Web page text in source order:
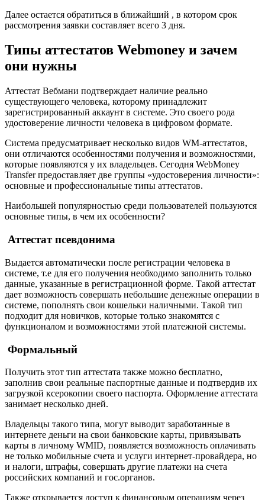
Далее остается обратиться в ближайший , в котором срок
рассмотрения заявки составляет всего 3 дня.
Типы аттестатов Webmoney и зачем
они нужны
Аттестат Вебмани подтверждает наличие реально
существующего человека, которому принадлежит
зарегистрированный аккаунт в системе. Это своего рода
удостоверение личности человека в цифровом формате.
Система предусматривает несколько видов WM-аттестатов,
они отличаются особенностями получения и возможностями,
которые появляются у их владельцев. Сегодня WebMoney
Transfer предоставляет две группы «удостоверения личности»:
основные и профессиональные типы аттестатов.
Наибольшей популярностью среди пользователей пользуются
основные типы, в чем их особенности?
Аттестат псевдонима
Выдается автоматически после регистрации человека в
системе, т.е для его получения необходимо заполнить только
данные, указанные в регистрационной форме. Такой аттестат
дает возможность совершать небольшие денежные операции в
системе, пополнять свои кошельки наличными. Такой тип
подходит для новичков, которые только знакомятся с
функционалом и возможностями этой платежной системы.
Формальный
Получить этот тип аттестата также можно бесплатно,
заполнив свои реальные паспортные данные и подтвердив их
загрузкой ксерокопии своего паспорта. Оформление аттестата
занимает несколько дней.
Владельцы такого типа, могут выводит заработанные в
интернете деньги на свои банковские карты, привязывать
карты в личному WMID, появляется возможность оплачивать
не только мобильные счета и услуги интернет-провайдера, но
и налоги, штрафы, совершать другие платежи на счета
российских компаний и гос.органов.
Также открывается доступ к финансовым операциям через